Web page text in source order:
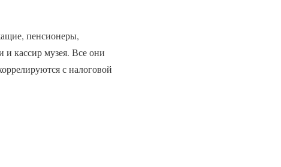
пенсионеры,
и кассир музея. Все они
с налоговой